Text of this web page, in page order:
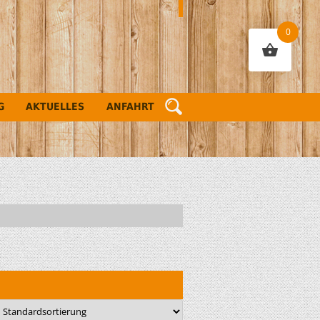
AKTUELLES ANFAHRT
0